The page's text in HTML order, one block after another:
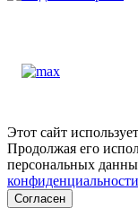
Этот сайт
Продолжая его
персональных
конфиденциальности
Согласен